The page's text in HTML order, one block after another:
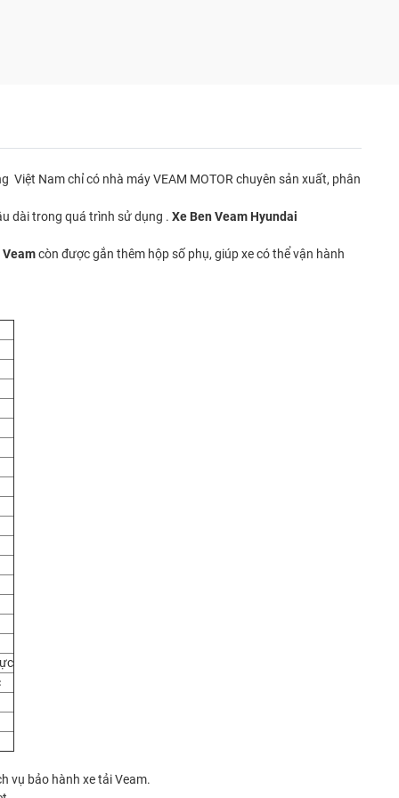
Nam chỉ có nhà máy VEAM MOTOR chuyên sản xuất, phân
dài trong quá trình sử dụng . Xe Ben Veam Hyundai
Veamcòn được gắn thêm hộp số phụ, giúp xe có thể vận hành
vụ bảo hành xe tải Veam.